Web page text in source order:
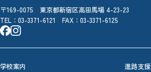
〒169-0075 東京都新宿区高田馬場 4-23-23
TEL： 03-3371-6121 FAX：03-3371-6125
学校案内 進路支援